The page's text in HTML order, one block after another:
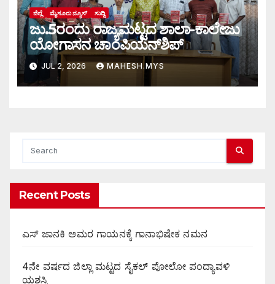
ಜಿಲ್ಲೆ ಮೈಸೂರು ನ್ಯೂಸ್ ಸುದ್ದಿ
ಜು.5ರಂದು ರಾಜ್ಯಮಟ್ಟದ ಶಾಲಾ-ಕಾಲೇಜು
ಯೋಗಾಸನ ಚಾಂಪಿಯನ್‌ಶಿಪ್
JUL 2, 2026 MAHESH.MYS
Recent Posts
ಎಸ್ ಜಾನಕಿ ಅಮರ ಗಾಯನಕ್ಕೆ ಗಾನಾಭಿಷೇಕ ನಮನ
4ನೇ ವರ್ಷದ ಜಿಲ್ಲಾ ಮಟ್ಟದ ಸೈಕಲ್ ಪೋಲೋ ಪಂದ್ಯಾವಳಿ
ಯಶಸ್ವಿ